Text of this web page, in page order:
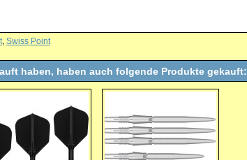
, Swiss Point
haben, haben auch folgende Produkte gekauft: